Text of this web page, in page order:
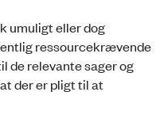
umuligt eller dog
ressourcekrævende
de relevante sager og
der er pligt til at